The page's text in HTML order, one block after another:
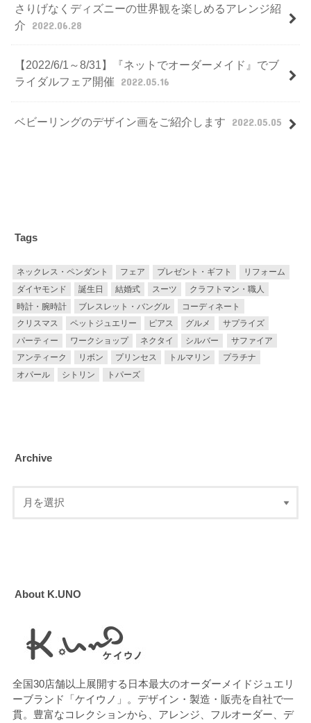
さりげなくディズニーの世界観を楽しめるアレンジ紹
介
2022.06.28
【2022/6/1～8/31】『ネットでオーダーメイド』でブ
ライダルフェア開催
2022.05.16
ベビーリングのデザイン画をご紹介します 2022.05.05
Tags
ネックレス・ペンダント フェア プレゼント・ギフト
リフォーム
ダイヤモンド
誕生日 結婚式 スーツ
クラフトマン・職人
時計・腕時計
ブレスレット・バングル
コーディネート
クリスマス
ペットジュエリー ピアス グルメ
サプライズ
パーティー
ワークショップ ネクタイ シルバー
サファイア
アンティーク
リボン プリンセス トルマリン
プラチナ
オパール
シトリン トパーズ
Archive
About K.UNO
全国30店舗以上展開する日本最大のオーダーメイドジュエリ
ーブランド「ケイウノ」。デザイン・製造・販売を自社で一
貫。豊富なコレクションから、アレンジ、フルオーダー、デ